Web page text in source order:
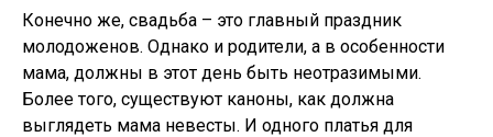
Конечно же, свадьба – это главный праздник
молодоженов. Однако и родители, а в особенности
мама, должны в этот день быть неотразимыми.
Более того, существуют каноны, как должна
выглядеть мама невесты. И одного платья для